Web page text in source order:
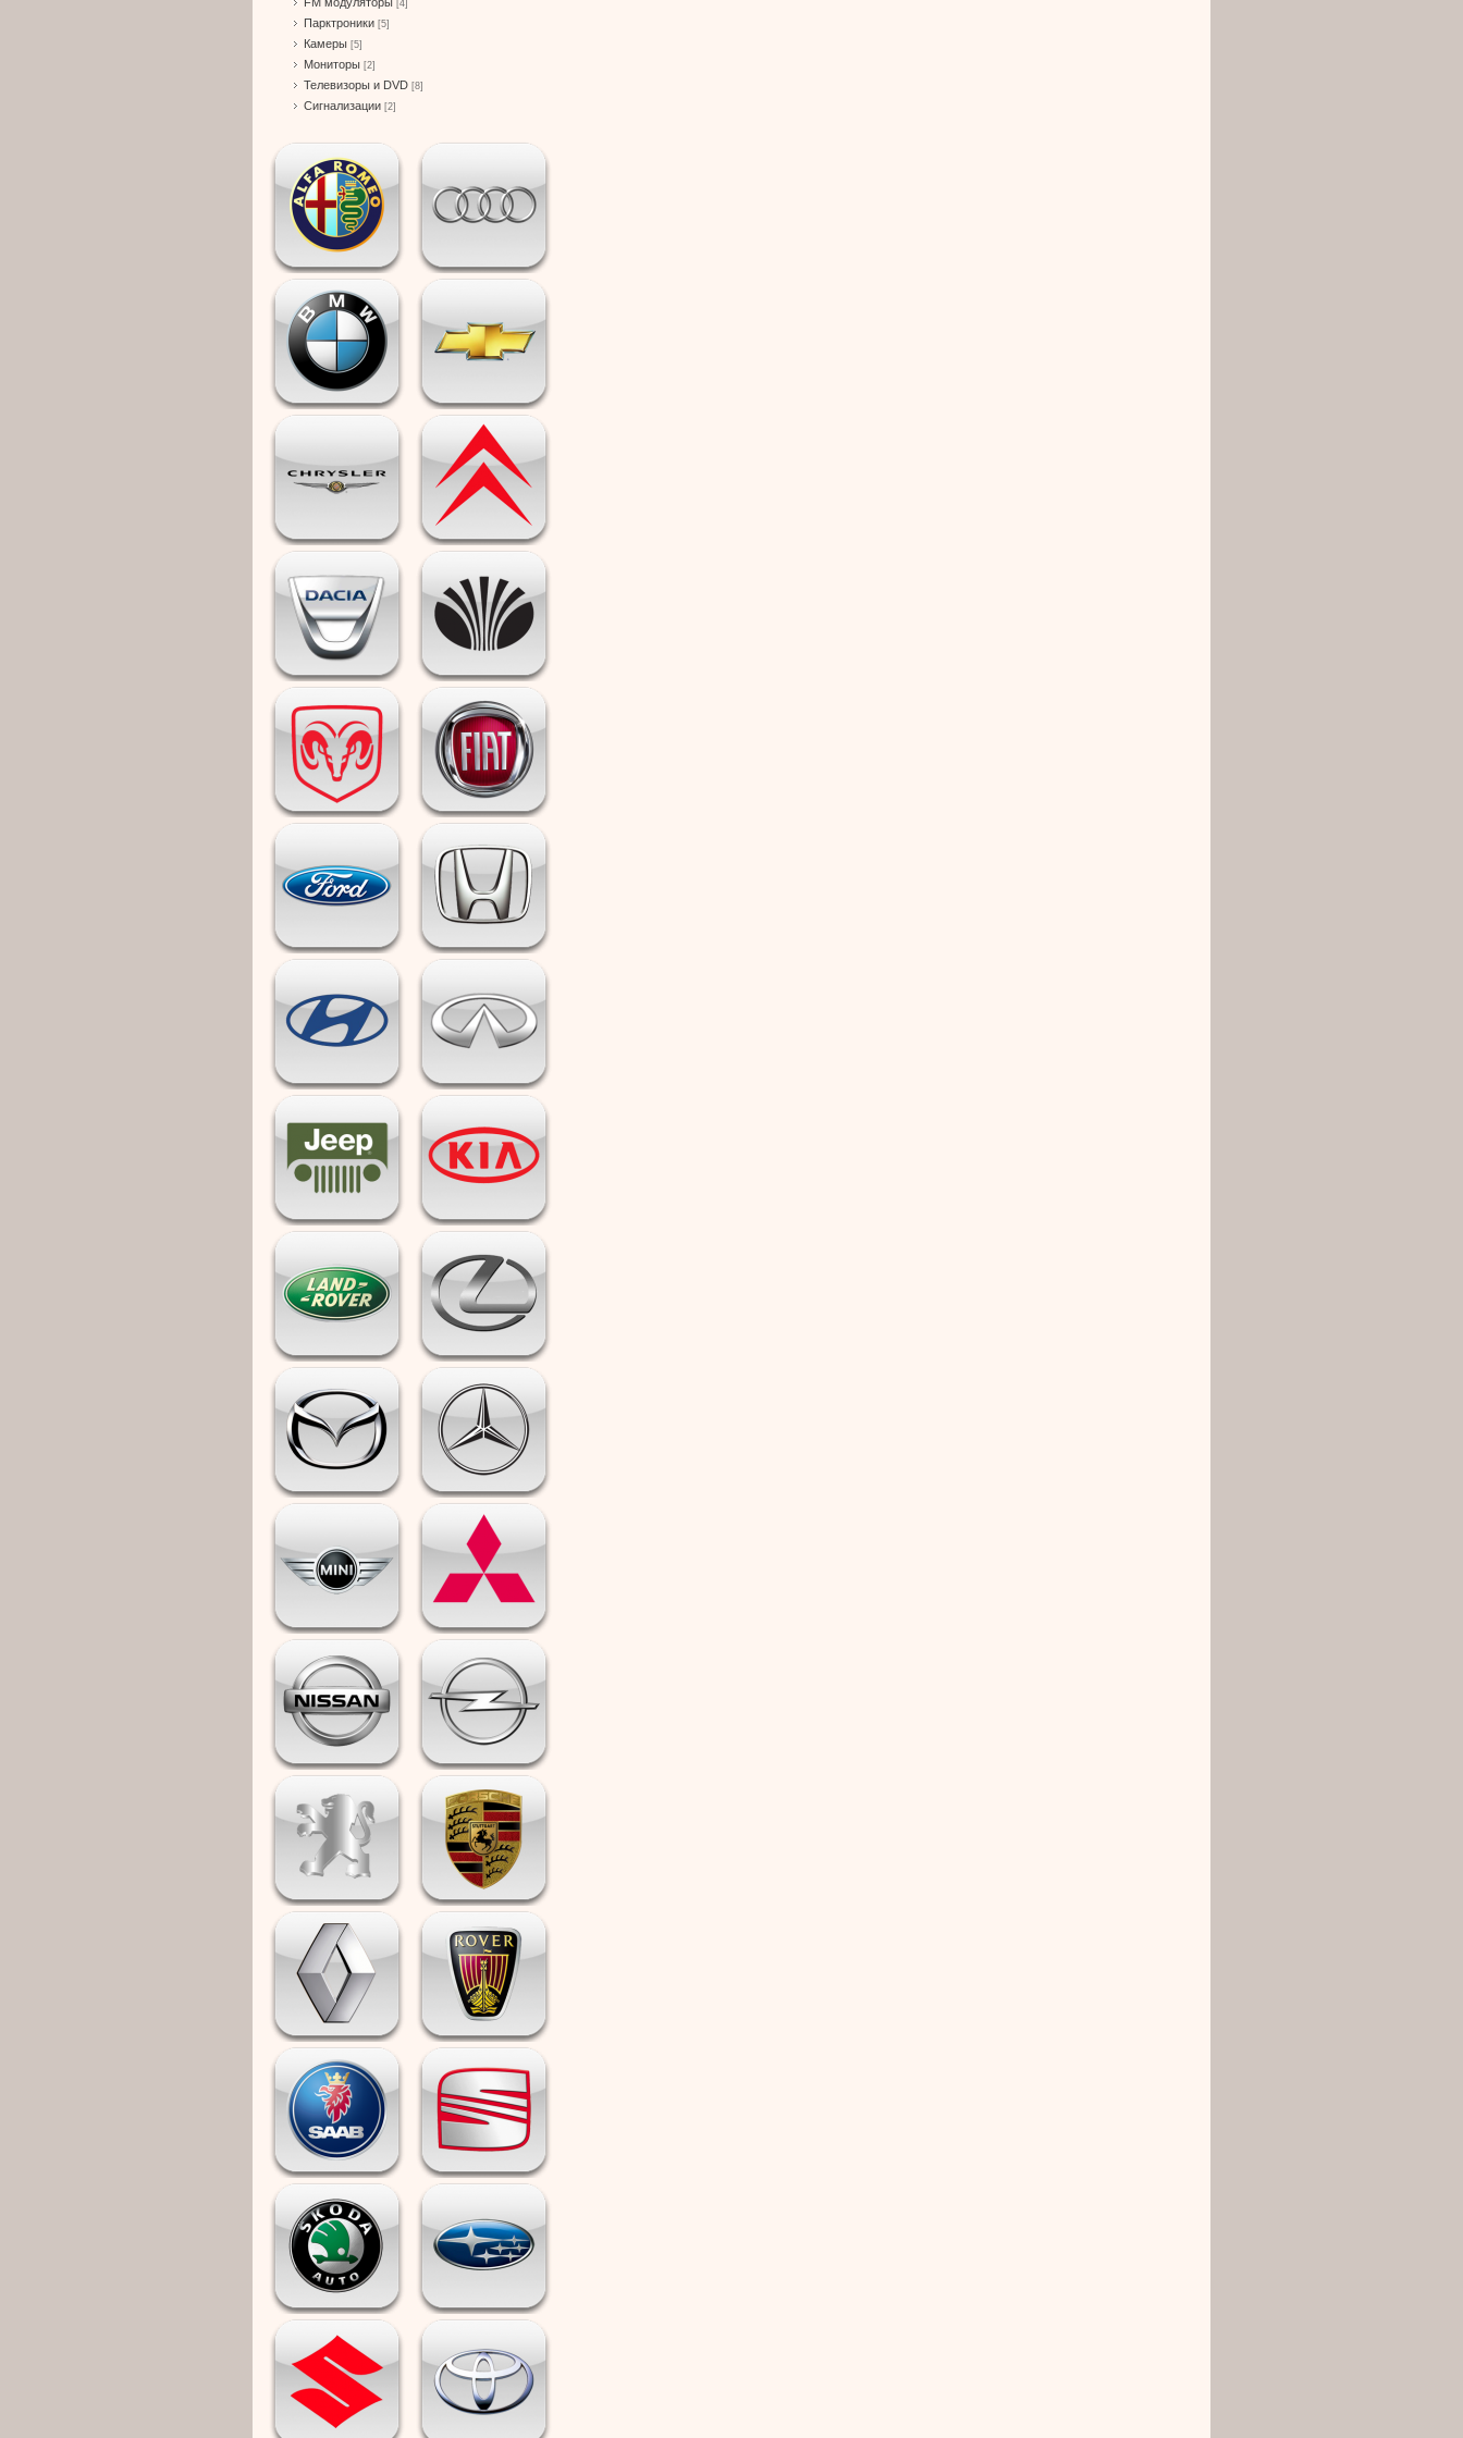
[4]
Парктроники [5]
Камеры [5]
Мониторы [2]
Телевизоры и DVD [8]
Сигнализации [2]